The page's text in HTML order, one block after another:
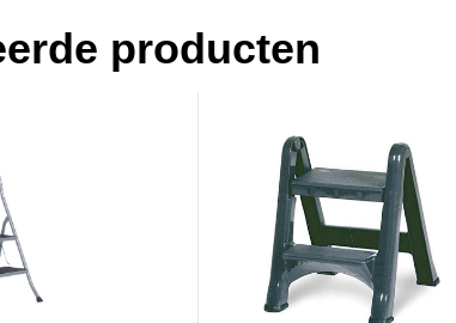
producten